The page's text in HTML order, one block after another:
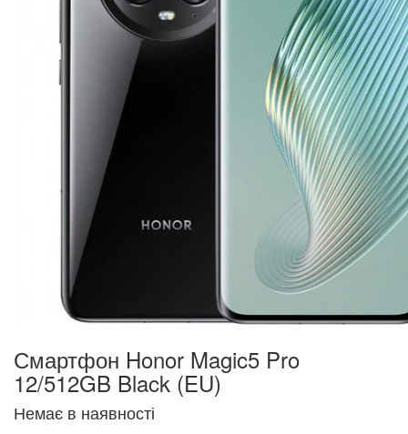
Смартфон Honor Magic5 Pro
12/512GB Black (EU)
Немає в наявності